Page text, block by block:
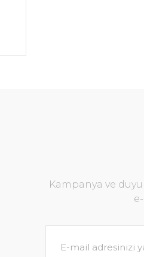
Kampanya ve